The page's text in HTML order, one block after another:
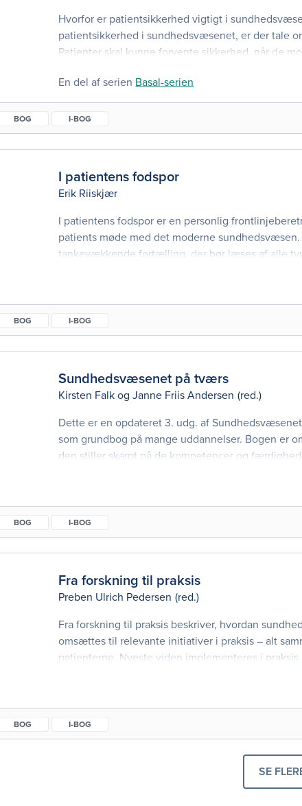
Hvorfor er patientsikkerhed vigtigt i
patientsikkerhed i sundhedsvæsenet, er der tale
Patienter skal kunne forvente sikkerhed, når de
globale sygdomsbyrde, og omkring 15 % af alle
aktiviteter i OECD-landene er relateret til
En del af serien Basal-serien
BOG I-BOG
I patientens fodspor
Erik Riiskjær
I patientens fodspor er en personlig
patients møde med det moderne
tankevækkende fortælling, der bør læses af alle
Bogen følger i fodsporene på en
BOG I-BOG
Sundhedsvæsenet på tværs
Kirsten Falk ogJanne Friis Andersen (red.)
Dette er en opdateret 3. udg. af
som grundbog på mange uddannelser. Bogen er
den stiller skarpt på de kompetencer og
BOG I-BOG
Fra forskning til praksis
Preben Ulrich Pedersen (red.)
Fra forskning til praksis beskriver, hvordan
omsættes til relevante initiativer i praksis – alt
patienterne. Nyeste viden implementeres i praksis
sundhedsvæsenet. Evidens er et uomgænge
BOG I-BOG
SE